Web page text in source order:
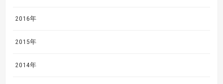
2016年
2015年
2014年